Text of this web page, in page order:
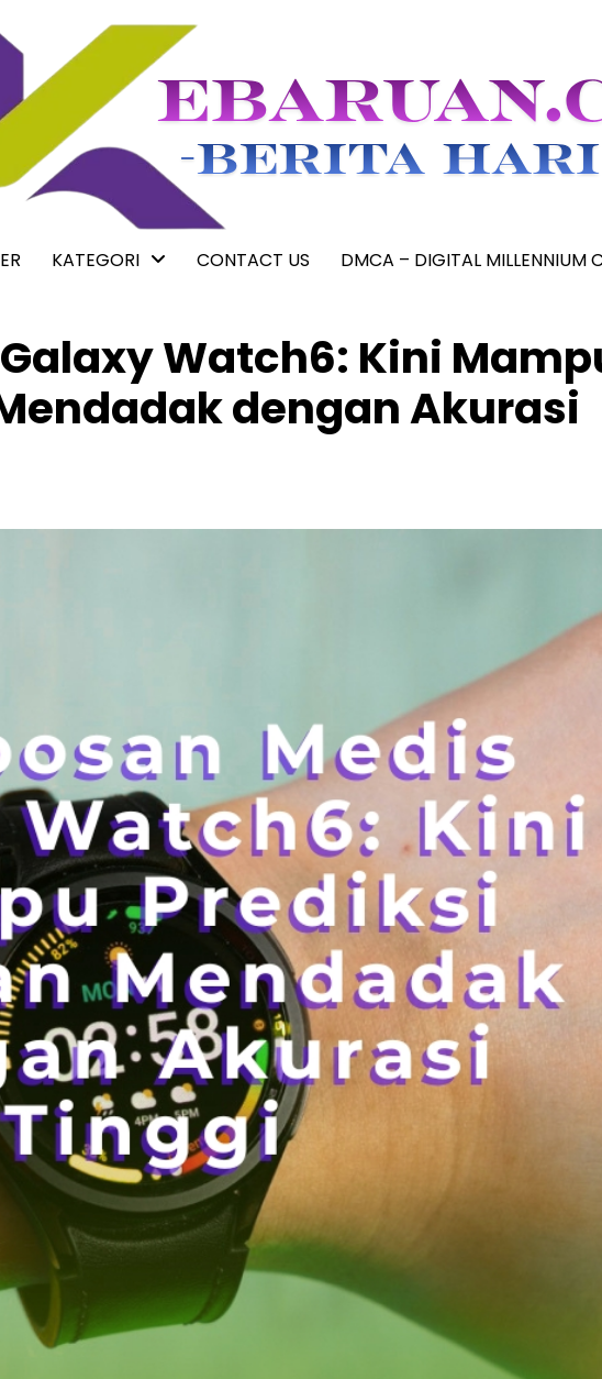
KATEGORI CONTACT US DMCA – DIGITAL MILLENNIUM
Watch6: Kini
dengan Akurasi